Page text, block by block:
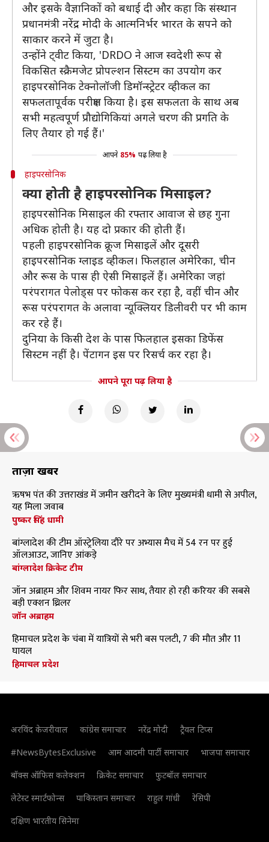
और इसके वैज्ञानिकों को बधाई दी और कहा कि संस्थान
प्रधानमंत्री नरेंद्र मोदी के आत्मनिर्भर भारत के सपने को
साकार करने में जुटा है।
उन्होंने ट्वीट किया, 'DRDO ने आज स्वदेशी रूप से
विकसित स्क्रैमजेट प्रोपल्शन सिस्टम का उपयोग कर
हाइपरसोनिक टेक्नोलॉजी डिमॉन्स्ट्रेटर व्हीकल का
सफलतापूर्वक परीक्षण किया है। इस सफलता के साथ अब
सभी महत्वपूर्ण प्रौद्योगिकियां अगले चरण की प्रगति के
लिए तैयार हो गई हैं।'
आपने 85% पढ़ लिया है
हाइपरसोनिक
क्‍या होती है हाइपरसोनिक मिसाइल?
हाइपरसोनिक मिसाइल की रफ्तार आवाज से छह गुना
अधिक होती है। यह दो प्रकार की होती हैं।
पहली हाइपरसोनिक क्रूज मिसाइलें और दूसरी
हाइपरसोनिक ग्‍लाइड व्‍हीकल। फिलहाल अमेरिका, चीन
और रूस के पास ही ऐसी मिसाइलें हैं। अमेरिका जहां
परंपरागत पेलोड्स पर फोकस कर रहा है, वहीं चीन और
रूस परंपरागत के अलावा न्‍यूक्लियर डिलीवरी पर भी काम
कर रहे हैं।
दुनिया के किसी देश के पास फिलहाल इसका डिफेंस
सिस्‍टम नहीं है। पेंटागन इस पर रिसर्च कर रहा है।
आपने पूरा पढ़ लिया है
ताज़ा खबरें
ऋषभ पंत की उत्तराखंड में जमीन खरीदने के लिए मुख्यमंत्री धामी से अपील,
यह मिला जवाब
पुष्कर सिंह धामी
बांग्लादेश की टीम ऑस्ट्रेलिया दौरे पर अभ्यास मैच में 54 रन पर हुई
ऑलआउट, जानिए आंकड़े
बांग्लादेश क्रिकेट टीम
जॉन अब्राहम और शिवम नायर फिर साथ, तैयार हो रही करियर की सबसे
बड़ी एक्शन थ्रिलर
जॉन अब्राहम
हिमाचल प्रदेश के चंबा में यात्रियों से भरी बस पलटी, 7 की मौत और 11
घायल
हिमाचल प्रदेश
अरविंद केजरीवाल कांग्रेस समाचार नरेंद्र मोदी
ट्रैवल टिप्स
#NewsBytesExclusive
आम आदमी पार्टी समाचार
भाजपा समाचार
बॉक्स ऑफिस कलेक्शन
क्रिकेट समाचार
फुटबॉल समाचार
लेटेस्ट स्मार्टफोन्स
पाकिस्तान समाचार राहुल गांधी
रेसिपी
दक्षिण भारतीय सिनेमा